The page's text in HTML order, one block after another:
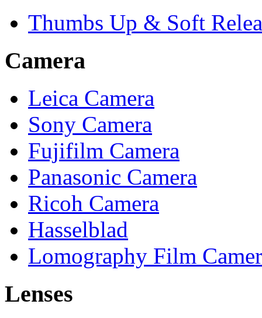
Thumbs Up & Soft
Camera
Leica Camera
Sony Camera
Fujifilm Camera
Panasonic Camera
Ricoh Camera
Hasselblad
Lomography Film
Lenses